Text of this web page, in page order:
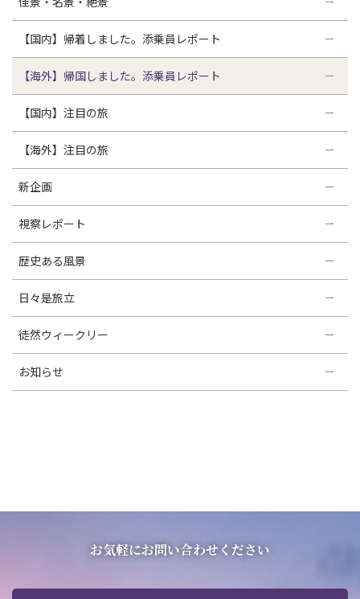
【国内】帰着しました。添乗員レポート
【海外】帰国しました。添乗員レポート
【国内】注目の旅
【海外】注目の旅
新企画
視察レポート
歴史ある風景
日々是旅立
徒然ウィークリー
お知らせ
お気軽にお問い合わせください